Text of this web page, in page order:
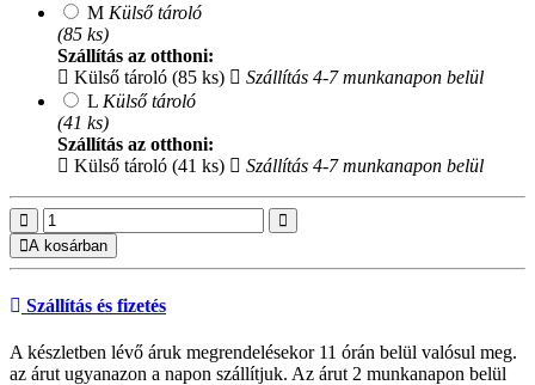
M Külső tároló
(85 ks)
Szállítás az otthoni:
Külső tároló (85 ks)
Szállítás 4-7 munkanapon belül
L Külső tároló
(41 ks)
Szállítás az otthoni:
Külső tároló (41 ks)
Szállítás 4-7 munkanapon belül
A kosárban
Szállítás és fizetés
A készletben lévő áruk megrendelésekor 11 órán belül valósul meg.
az árut ugyanazon a napon szállítjuk. Az árut 2 munkanapon belül